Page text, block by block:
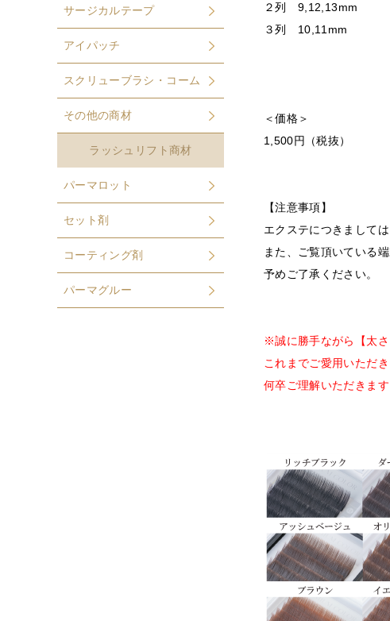
２列 9,12,13mm
３列 10,11mm
＜価格＞
1,500円（税抜）
【注意事項】
エクステにつきまして
また、ご覧頂いている
予めご了承ください。
※誠に勝手ながら【太
これまでご愛用いただ
何卒ご理解いただきま
サージカルテープ
アイパッチ
スクリューブラシ・コーム
その他の商材
ラッシュリフト商材
パーマロット
セット剤
コーティング剤
パーマグルー